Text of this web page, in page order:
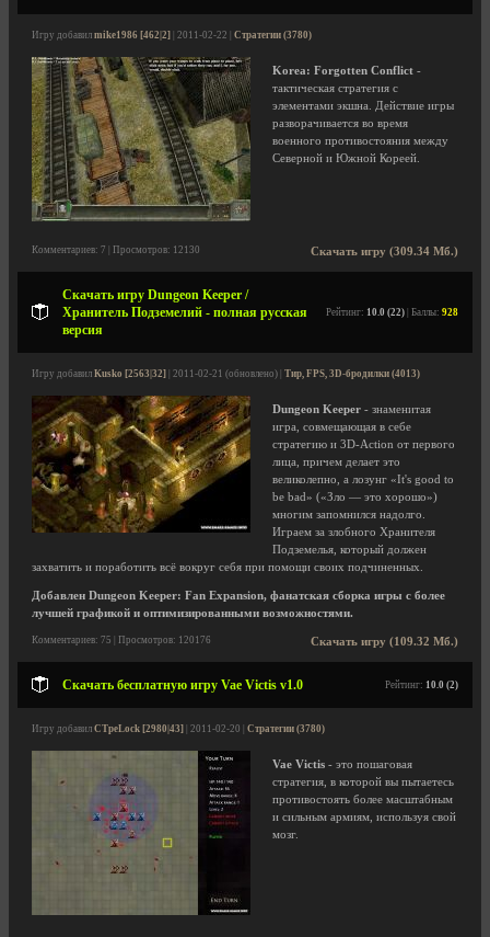
Игру добавил mike1986 [462|2] | 2011-02-22 | Стратегии (3780)
Korea: Forgotten Conflict -
тактическая стратегия с
элементами экшна. Действие игры
разворачивается во время
военного противостояния между
Северной и Южной Кореей.
Скачать игру (309.34 Мб.)
Комментариев: 7 | Просмотров: 12130
Скачать игру Dungeon Keeper /
Хранитель Подземелий - полная русская
версия
Рейтинг: 10.0 (22) | Баллы: 928
Игру добавил Kusko [2563|32] | 2011-02-21 (обновлено) | Тир, FPS, 3D-бродилки (4013)
Dungeon Keeper - знаменитая
игра, совмещающая в себе
стратегию и 3D-Action от первого
лица, причем делает это
великолепно, а лозунг «It's good to
be bad» («Зло — это хорошо»)
многим запомнился надолго.
Играем за злобного Хранителя
Подземелья, который должен
захватить и поработить всё вокруг себя при помощи своих подчиненных.
Добавлен Dungeon Keeper: Fan Expansion, фанатская сборка игры c более
лучшей графикой и оптимизированными возможностями.
Скачать игру (109.32 Мб.)
Комментариев: 75 | Просмотров: 120176
Скачать бесплатную игру Vae Victis v1.0 Рейтинг: 10.0 (2)
Игру добавил CTpeLock [2980|43] | 2011-02-20 | Стратегии (3780)
Vae Victis - это пошаговая
стратегия, в которой вы пытаетесь
противостоять более масштабным
и сильным армиям, используя свой
мозг.